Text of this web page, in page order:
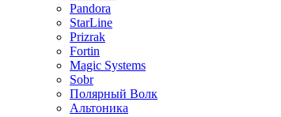
Pandora
StarLine
Prizrak
Fortin
Magic Systems
Sobr
Полярный Волк
Альтоника